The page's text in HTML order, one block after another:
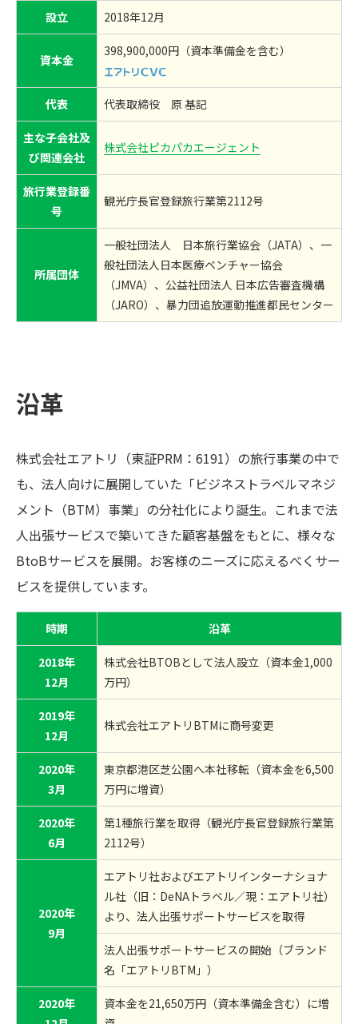
設立 2018年12月
資本金
398,900,000円（資本準備金を含む）
代表 代表取締役 原 基記
主な子会社及
び関連会社
株式会社ピカパカエージェント
旅行業登録番
号
観光庁長官登録旅行業第2112号
所属団体
一般社団法人 日本旅行業協会（JATA）、一
般社団法人日本医療ベンチャー協会
（JMVA）、公益社団法人 日本広告審査機構
（JARO）、暴力団追放運動推進都民センター
沿革
株式会社エアトリ（東証PRM：6191）の旅行事業の中で
も、法人向けに展開していた「ビジネストラベルマネジ
メント（BTM）事業」の分社化により誕生。これまで法
人出張サービスで築いてきた顧客基盤をもとに、様々な
BtoBサービスを展開。お客様のニーズに応えるべくサー
ビスを提供しています。
時期 沿革
2018年
12月
株式会社BTOBとして法人設立（資本金1,000
万円）
2019年
12月
株式会社エアトリBTMに商号変更
2020年
3月
東京都港区芝公園へ本社移転（資本金を6,500
万円に増資）
2020年
6月
第1種旅行業を取得（観光庁長官登録旅行業第
2112号）
2020年
9月
エアトリ社およびエアトリインターナショナ
ル社（旧：DeNAトラベル／現：エアトリ社）
より、法人出張サポートサービスを取得
法人出張サポートサービスの開始（ブランド
名「エアトリBTM」）
2020年
資本金を21,650万円（資本準備金含む）に増